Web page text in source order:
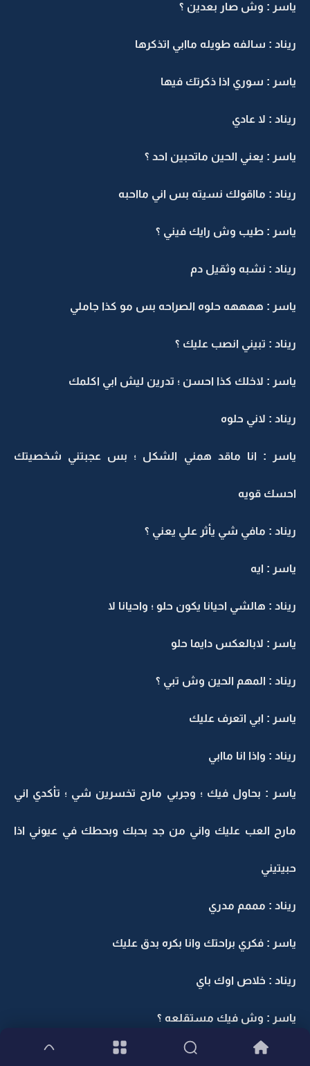
ياسر : وش صار بعدين ؟
ريناد : سالفه طويله ماابي اتذكرها
ياسر : سوري اذا ذكرتك فيها
ريناد : لا عادي
ياسر : يعني الحين ماتحبين احد ؟
ريناد : مااقولك نسيته بس اني مااحبه
ياسر : طيب وش رايك فيني ؟
ريناد : نشبه وثقيل دم
ياسر : ههههه حلوه الصراحه بس مو كذا جاملي
ريناد : تبيني انصب عليك ؟
ياسر : لاخلك كذا احسن ؛ تدرين ليش ابي اكلمك
ريناد : لاني حلوه
ياسر : انا ماقد همني الشكل ؛ بس عجبتني شخصيتك
احسك قويه
ريناد : مافي شي يأثر علي يعني ؟
ياسر : ايه
ريناد : هالشي احيانا يكون حلو ؛ واحيانا لا
ياسر : لابالعكس دايما حلو
ريناد : المهم الحين وش تبي ؟
ياسر : ابي اتعرف عليك
ريناد : واذا انا ماابي
ياسر : بحاول فيك ؛ وجربي مارح تخسرين شي ؛ تأكدي اني
مارح العب عليك واني من جد بحبك وبحطك في عيوني اذا
حبيتيني
ريناد : مممم مدري
ياسر : فكري براحتك وانا بكره بدق عليك
ريناد : خلاص اوك باي
ياسر : وش فيك مستقلعه ؟
ريناد : هههههههه لا بروح انام